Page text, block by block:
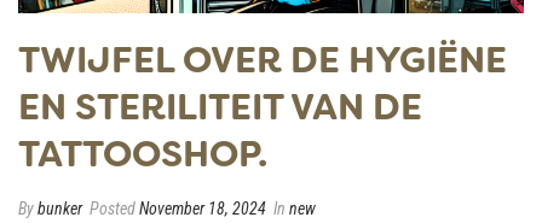
TWIJFEL OVER DE HYGIËNE
EN STERILITEIT VAN DE
TATTOOSHOP.
Bybunker PostedNovember 18, 2024 In new